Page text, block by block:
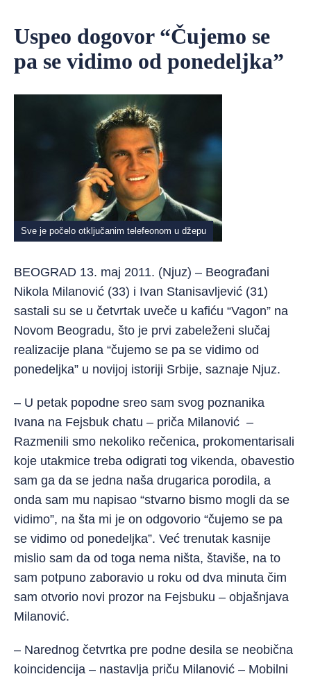
Uspeo dogovor “Čujemo se
pa se vidimo od ponedeljka”
Sve je počelo otključanim telefeonom u džepu
BEOGRAD 13. maj 2011. (Njuz) – Beograđani
Nikola Milanović (33) i Ivan Stanisavljević (31)
sastali su se u četvrtak uveče u kafiću “Vagon” na
Novom Beogradu, što je prvi zabeleženi slučaj
realizacije plana “čujemo se pa se vidimo od
ponedeljka” u novijoj istoriji Srbije, saznaje Njuz.
– U petak popodne sreo sam svog poznanika
Ivana na Fejsbuk chatu – priča Milanović –
Razmenili smo nekoliko rečenica, prokomentarisali
koje utakmice treba odigrati tog vikenda, obavestio
sam ga da se jedna naša drugarica porodila, a
onda sam mu napisao “stvarno bismo mogli da se
vidimo”, na šta mi je on odgovorio “čujemo se pa
se vidimo od ponedeljka”. Već trenutak kasnije
mislio sam da od toga nema ništa, štaviše, na to
sam potpuno zaboravio u roku od dva minuta čim
sam otvorio novi prozor na Fejsbuku – objašnjava
Milanović.
– Narednog četvrtka pre podne desila se neobična
koincidencija – nastavlja priču Milanović – Mobilni